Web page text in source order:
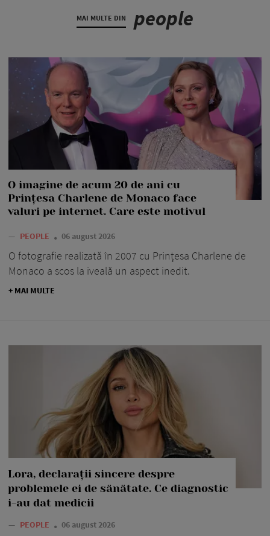
MAI MULTE DIN people
O imagine de acum 20 de ani cu
Prințesa Charlene de Monaco face
valuri pe internet. Care este motivul
— PEOPLE 06 august 2026
O fotografie realizată în 2007 cu Prințesa Charlene de
Monaco a scos la iveală un aspect inedit.
+ MAI MULTE
Lora, declarații sincere despre
problemele ei de sănătate. Ce diagnostic
i-au dat medicii
— PEOPLE 06 august 2026